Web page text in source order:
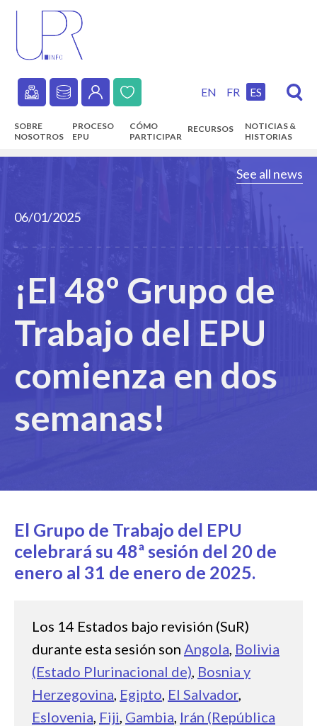
content
Secondary
navigation
EN FR ES
Main
SOBRE
NOSOTROS
PROCESO
EPU
CÓMO
PARTICIPAR
RECURSOS
NOTICIAS &
HISTORIAS
See all news
06/01/2025
¡El 48º Grupo de
Trabajo del EPU
comienza en dos
semanas!
El Grupo de Trabajo del EPU
celebrará su 48ª sesión del 20 de
enero al 31 de enero de 2025.
Los 14 Estados bajo revisión (SuR)
durante esta sesión son Angola, Bolivia
(Estado Plurinacional de), Bosnia y
Herzegovina, Egipto, El Salvador,
Eslovenia, Fiji, Gambia, Irán (República